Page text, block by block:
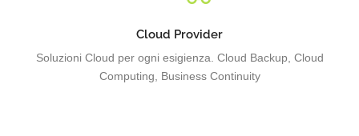
Cloud Provider
Soluzioni Cloud per ogni esigienza. Cloud Backup, Cloud
Computing, Business Continuity
datacenter, personalizzabili